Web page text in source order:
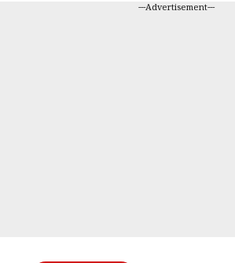
---Advertisement---